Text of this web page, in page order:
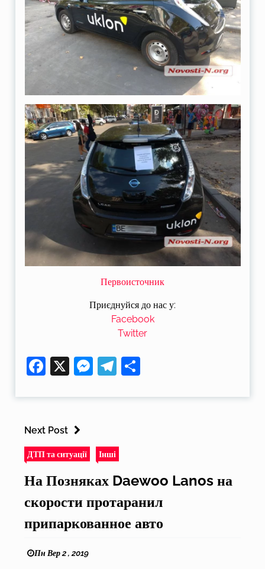
Первоисточник
Facebook
X Messenger
Telegram
Приєднуйся до нас у:
Facebook
Twitter
Next Post
ДТП та ситуації Інші
На Позняках Daewoo Lanos на
скорости протаранил
припаркованное авто
Пн Вер 2 , 2019